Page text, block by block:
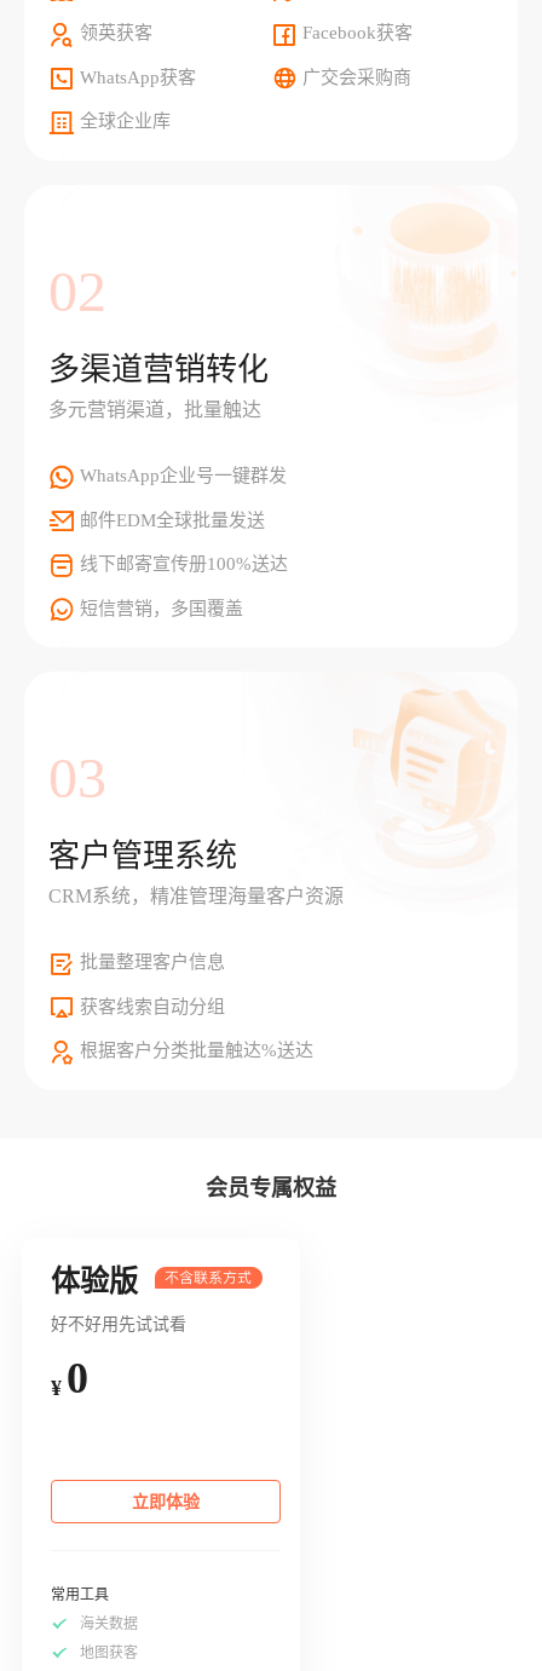
领英获客 Facebook获客
WhatsApp获客 广交会采购商
全球企业库
02
多渠道营销转化
多元营销渠道，批量触达
WhatsApp企业号一键群发
邮件EDM全球批量发送
线下邮寄宣传册100%送达
短信营销，多国覆盖
03
客户管理系统
CRM系统，精准管理海量客户资源
批量整理客户信息
获客线索自动分组
根据客户分类批量触达%送达
会员专属权益
体验版
好不好用先试试看
¥ 0
立即体验
常用工具
海关数据
地图获客